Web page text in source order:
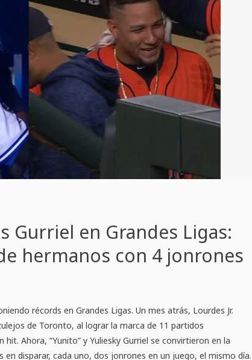
Gurriel en Grandes Ligas:
hermanos con 4 jonrones
récords en Grandes Ligas. Un mes atrás, Lourdes Jr.
de Toronto, al lograr la marca de 11 partidos
Ahora, “Yunito” y Yuliesky Gurriel se convirtieron en la
en disparar, cada uno, dos jonrones en un juego, el mismo día.